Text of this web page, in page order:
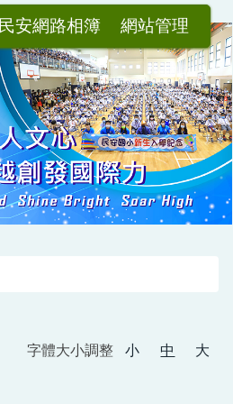
民安網路相簿 網站管理
字體大小調整 小 中
大